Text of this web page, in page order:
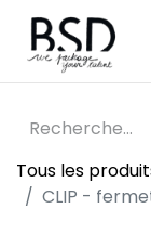
Tous les
CLIP -